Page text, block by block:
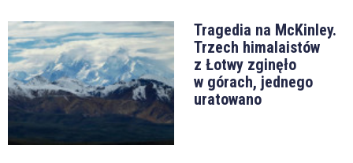
Tragedia na McKinley.
Trzech himalaistów
z Łotwy zginęło
w górach, jednego
uratowano